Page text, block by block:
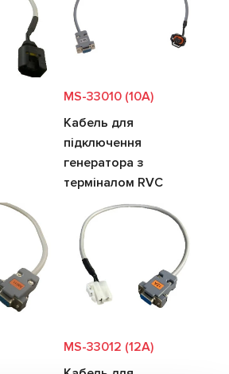
MS-33010 (10A)
Кабель для
підключення
генератора з
терміналом RVC
MS-33012 (12A)